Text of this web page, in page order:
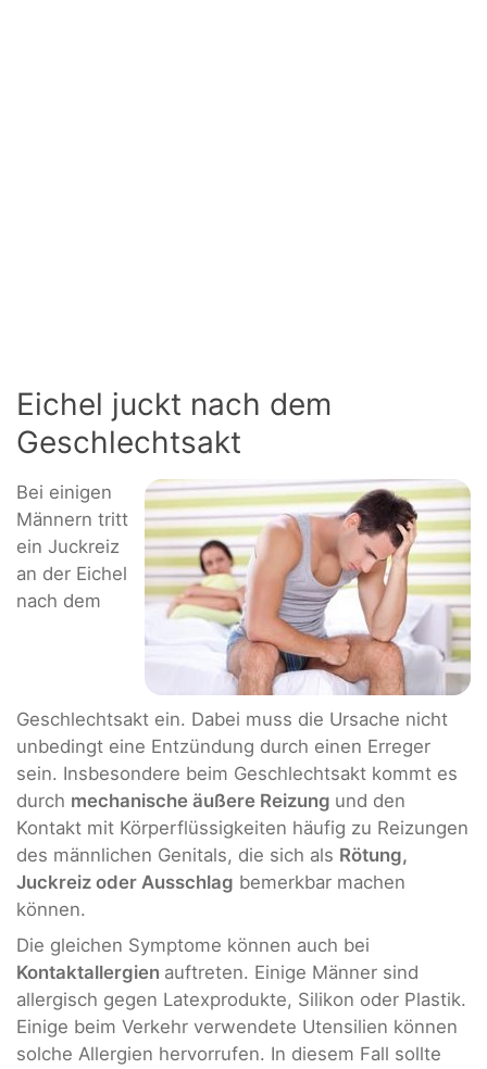
Eichel juckt nach dem
Geschlechtsakt
Bei einigen
Männern tritt
ein Juckreiz
an der Eichel
nach dem
Geschlechtsakt ein. Dabei muss die Ursache nicht
unbedingt eine Entzündung durch einen Erreger
sein. Insbesondere beim Geschlechtsakt kommt es
durch mechanische äußere Reizung und den
Kontakt mit Körperflüssigkeiten häufig zu Reizungen
des männlichen Genitals, die sich als Rötung,
Juckreiz oder Ausschlag bemerkbar machen
können.
Die gleichen Symptome können auch bei
Kontaktallergien auftreten. Einige Männer sind
allergisch gegen Latexprodukte, Silikon oder Plastik.
Einige beim Verkehr verwendete Utensilien können
solche Allergien hervorrufen. In diesem Fall sollte